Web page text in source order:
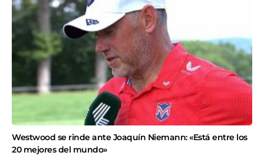
Westwood se rinde ante Joaquín Niemann: «Está entre los
20 mejores del mundo»